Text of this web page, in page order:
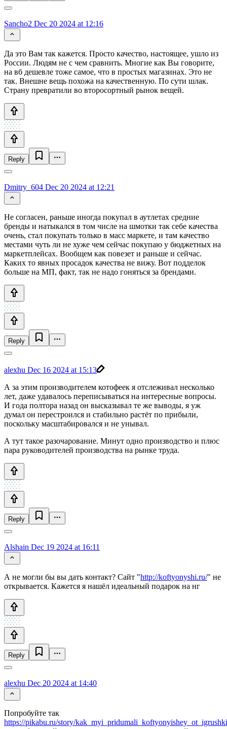
Sancho2 Dec 20 2024 at 12:16
Да это Вам так кажется. Просто качество, настоящее, ушло из
России. Людям не с чем сравнить. Многие как Вы говорите,
на вб дешевле тоже самое, что в простых магазинах. Это не
так. Внешне вещь похожа на качественную. По сути шлак.
Страну превратили во второсортный рынок вещей.
Reply
Dmitry_604 Dec 20 2024 at 12:21
Не согласен, раньше иногда покупал в аутлетах средние
бренды и натыкался в том числе на шмотки так себе качества
очень, стал покупать только в масс маркете, и там качество
местами чуть ли не хуже чем сейчас покупаю у бюджетных на
маркетплейсах. Вообщем как повезет и раньше и сейчас.
Каких то явных просадок качества не вижу. Вот подделок
больше на МП, факт, так не надо гоняться за брендами.
Reply
alexhu Dec 16 2024 at 15:13
А за этим производителем котофеек я отслеживал несколько
лет, даже удавалось переписываться на интересные вопросы.
И года полтора назад он высказывал те же выводы, я уж
думал он перестроился и стабильно растёт по прибыли,
поскольку масштабировался и не унывал.
А тут такое разочарование. Минут одно производство и плюс
пара руководителей производства на рынке труда.
Reply
Alshain Dec 19 2024 at 16:11
А не могли бы вы дать контакт? Сайт "http://koftyonyshi.ru/" не
открывается. Кажется я нашёл идеальный подарок на нг
Reply
alexhu Dec 20 2024 at 14:40
Попробуйте так
https://pikabu.ru/story/